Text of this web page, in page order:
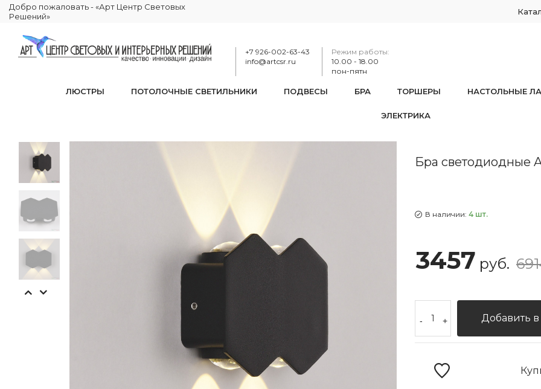
Добро пожаловать - «Арт Центр Световых
Решений»
+7 926-002-63-43
info@artcsr.ru
Режим работы:
10.00 - 18.00
пон-пятн
ЛЮСТРЫ ПОТОЛОЧНЫЕ СВЕТИЛЬНИКИ ПОДВЕСЫ БРА ТОРШЕРЫ НАСТОЛЬНЫЕ
ЭЛЕКТРИКА
Бра светодиодные
В наличии: 4 шт.
3457 руб.
- + Добавить